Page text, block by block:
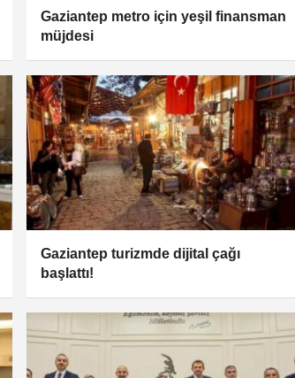
Gaziantep metro için yeşil finansman
müjdesi
Gaziantep turizmde dijital çağı
başlattı!